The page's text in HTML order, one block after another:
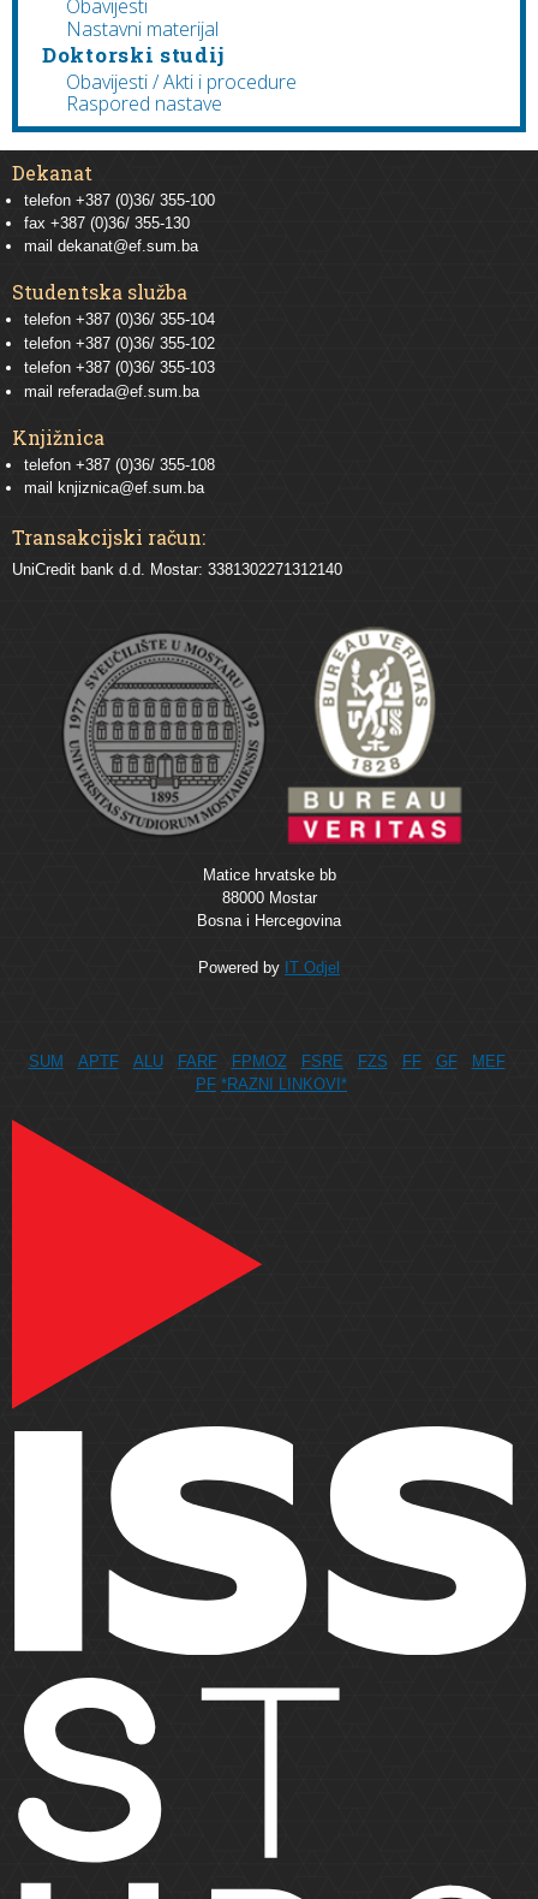
Obavijesti
Nastavni materijal
Doktorski studij
Obavijesti / Akti i procedure
Raspored nastave
Dekanat
telefon +387 (0)36/ 355-100
fax +387 (0)36/ 355-130
mail dekanat@ef.sum.ba
Studentska služba
telefon +387 (0)36/ 355-104
telefon +387 (0)36/ 355-102
telefon +387 (0)36/ 355-103
mail referada@ef.sum.ba
Knjižnica
telefon +387 (0)36/ 355-108
mail
knjiznica@ef.sum.ba
Transakcijski račun:
UniCredit bank d.d. Mostar: 3381302271312140
Matice hrvatske bb
88000 Mostar
Bosna i Hercegovina
Powered by IT Odjel
SUM APTF ALU FARF FPMOZ FSRE FZS FF GF
MEF
PF *RAZNI LINKOVI*